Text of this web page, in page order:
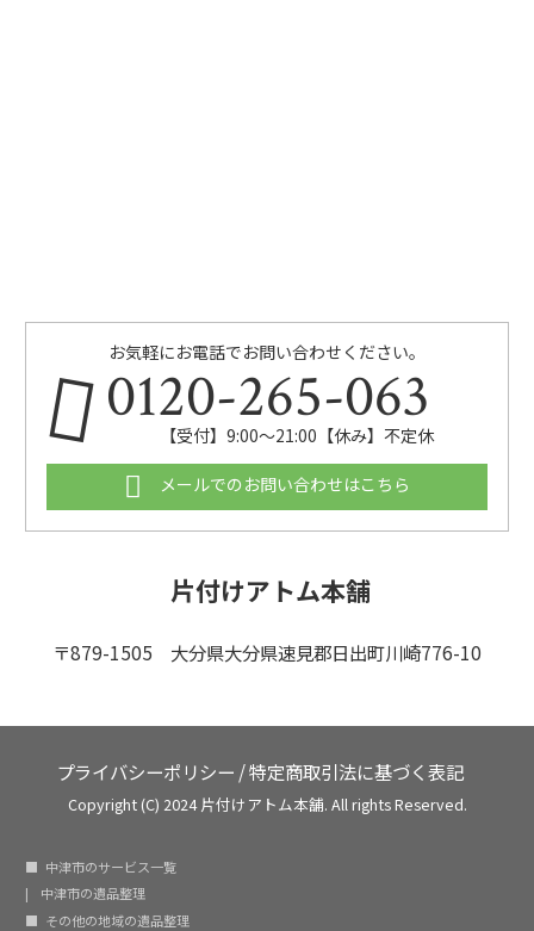
お気軽にお電話でお問い合わせください。
0120-265-063
【受付】9:00〜21:00【休み】不定休
メールでのお問い合わせはこちら
片付けアトム本舗
〒879-1505 大分県大分県速見郡日出町川崎776-10
プライバシーポリシー /特定商取引法に基づく表記
Copyright (C) 2024 片付けアトム本舗. All rights Reserved.
中津市のサービス一覧
中津市の遺品整理
その他の地域の遺品整理